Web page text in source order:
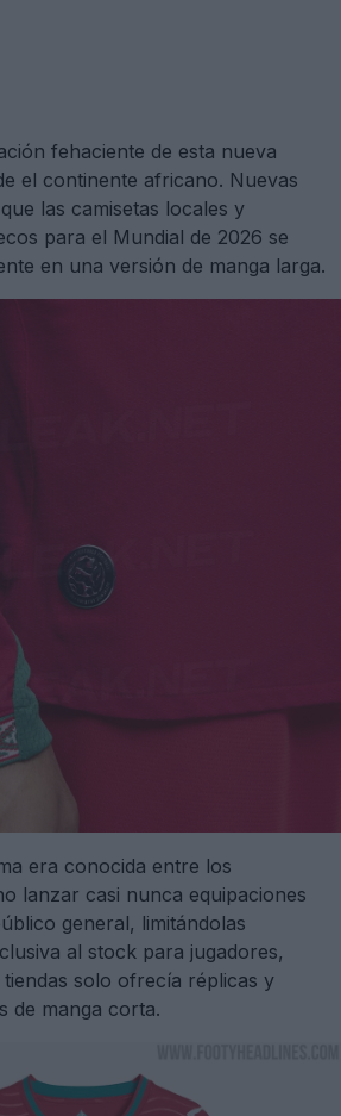
fehaciente de esta nueva
el continente africano. Nuevas
las camisetas locales y
para el Mundial de 2026 se
en una versión de manga larga.
era conocida entre los
lanzar casi nunca equipaciones
general, limitándolas
al stock para jugadores,
tiendas solo ofrecía réplicas y
de manga corta.